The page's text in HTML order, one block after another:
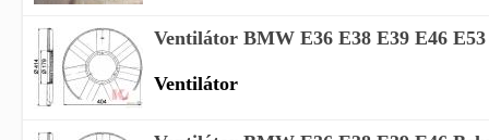
Ventilátor BMW E36 E38 E39 E46
Ventilátor